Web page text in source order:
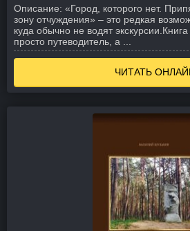
Описание: «Город, которого нет.
зону отчуждения» – это редкая
куда обычно не водят экскурсии.
просто путеводитель, а ...
ЧИТАТЬ